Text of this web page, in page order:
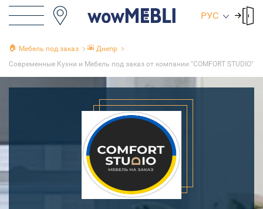
РУС
🏠 Мебель под заказ 🌇 Днепр
Современные Кухни и Мебель под заказ от компании "COMFORT STUDIO"